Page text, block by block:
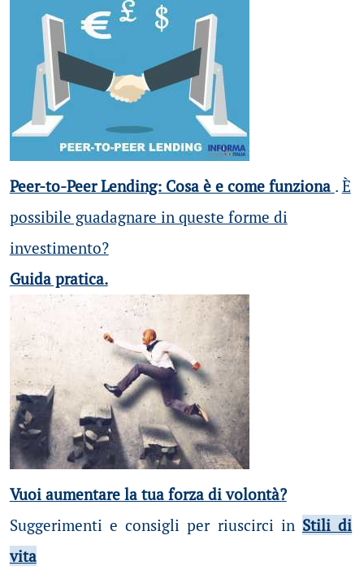
Peer-to-Peer Lending: Cosa è e come funziona . È
possibile guadagnare in queste forme di
investimento?
Guida pratica.
Vuoi aumentare la tua forza di volontà?
Suggerimenti e consigli per riuscirci in Stili di
vita